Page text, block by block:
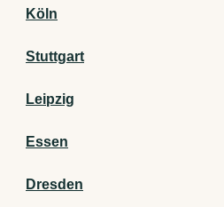
Köln
Stuttgart
Leipzig
Essen
Dresden